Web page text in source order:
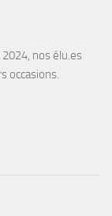
nos élu.es
occasions.